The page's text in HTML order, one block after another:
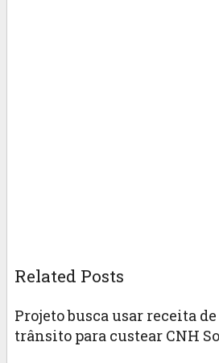
Related Posts
Projeto busca usar receita
trânsito para custear CNH